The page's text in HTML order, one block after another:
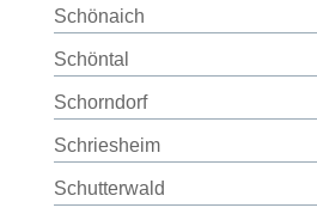
Schönaich
Schöntal
Schorndorf
Schriesheim
Schutterwald